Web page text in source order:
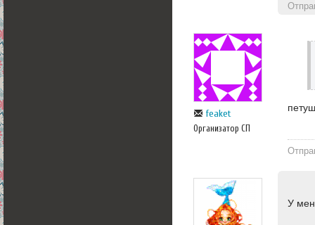
feaket
Организатор СП
У